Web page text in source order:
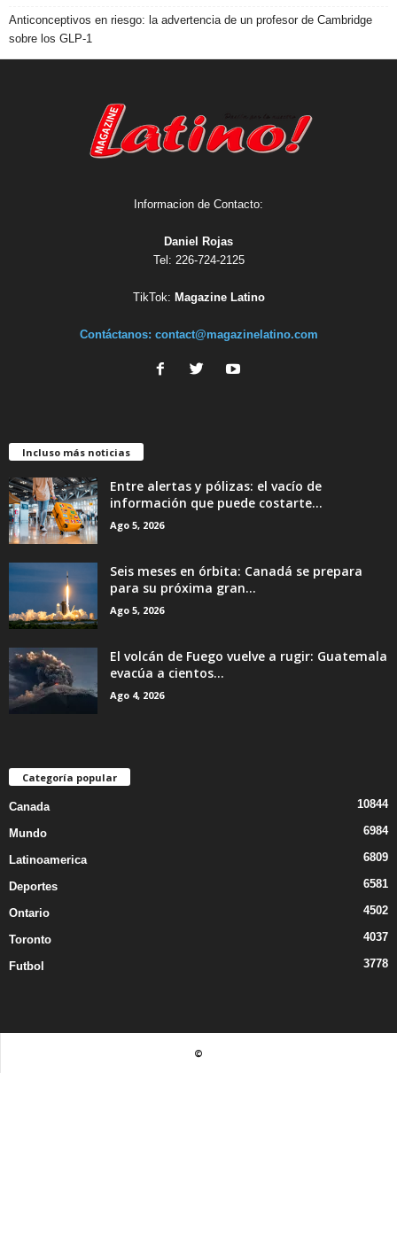
Anticonceptivos en riesgo: la advertencia de un profesor de Cambridge
sobre los GLP-1
Informacion de Contacto:
Daniel Rojas
Tel: 226-724-2125
TikTok: Magazine Latino
Contáctanos: contact@magazinelatino.com
Incluso más noticias
Entre alertas y pólizas: el vacío de
información que puede costarte...
Ago 5, 2026
Seis meses en órbita: Canadá se prepara
para su próxima gran...
Ago 5, 2026
El volcán de Fuego vuelve a rugir: Guatemala
evacúa a cientos...
Ago 4, 2026
Categoría popular
Canada 10844
Mundo 6984
Latinoamerica 6809
Deportes 6581
Ontario 4502
Toronto 4037
Futbol 3778
©